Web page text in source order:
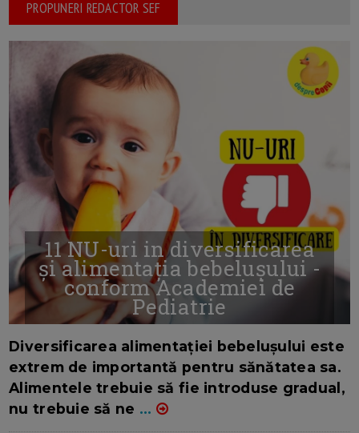
PROPUNERI REDACTOR SEF
11 NU-uri in diversificarea
și alimentația bebelușului -
conform Academiei de
Pediatrie
Diversificarea alimentației bebelușului este
extrem de importantă pentru sănătatea sa.
Alimentele trebuie să fie introduse gradual,
nu trebuie să ne ...